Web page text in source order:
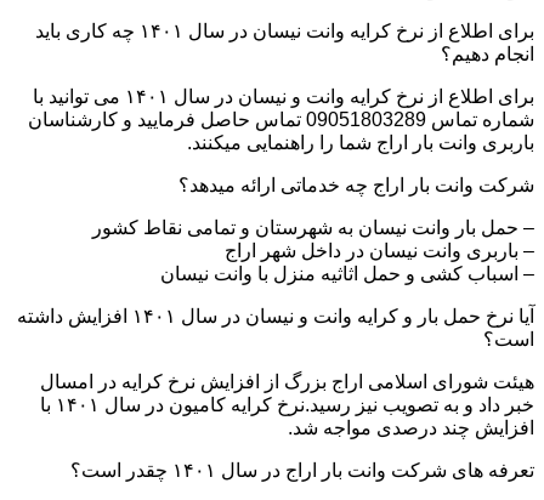
برای اطلاع از نرخ کرایه وانت نیسان در سال ۱۴۰۱ چه کاری باید
انجام دهیم؟
برای اطلاع از نرخ کرایه وانت و نیسان در سال ۱۴۰۱ می توانید با
شماره تماس 09051803289 تماس حاصل فرمایید و کارشناسان
باربری وانت بار اراج شما را راهنمایی میکنند.
شرکت وانت بار اراج چه خدماتی ارائه میدهد؟
– حمل بار وانت نیسان به شهرستان و تمامی نقاط کشور
– باربری وانت نیسان در داخل شهر اراج
– اسباب کشی و حمل اثاثیه منزل با وانت نیسان
آیا نرخ حمل بار و کرایه وانت و نیسان در سال ۱۴۰۱ افزایش داشته
است؟
هیئت شورای اسلامی اراج بزرگ از افزایش نرخ کرایه در امسال
خبر داد و به تصویب نیز رسید.نرخ کرایه کامیون در سال ۱۴۰۱ با
افزایش چند درصدی مواجه شد.
تعرفه های شرکت وانت بار اراج در سال ۱۴۰۱ چقدر است؟